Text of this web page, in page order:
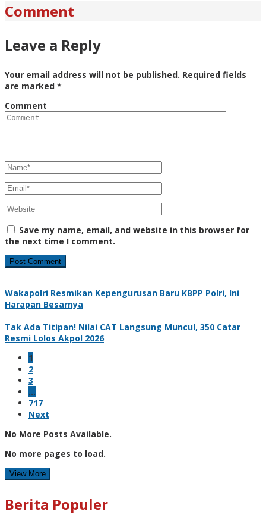
Comment
Leave a Reply
Your email address will not be published. Required fields
are marked *
Comment
Save my name, email, and website in this browser for
the next time I comment.
Wakapolri Resmikan Kepengurusan Baru KBPP Polri, Ini
Harapan Besarnya
Tak Ada Titipan! Nilai CAT Langsung Muncul, 350 Catar
Resmi Lolos Akpol 2026
1
2
3
…
717
Next
No More Posts Available.
No more pages to load.
View More
Berita Populer